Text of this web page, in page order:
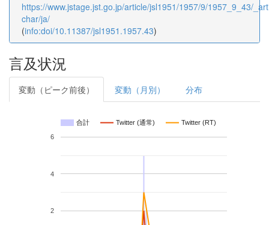
https://www.jstage.jst.go.jp/article/jsl1951/1957/9/1957_9_43/
char/ja/
(info:doi/10.11387/jsl1951.1957.43)
言及状況
変動（ピーク前後） 変動（月別） 分布
合計 Twitter (通常) Twitter (RT)
2
4
6